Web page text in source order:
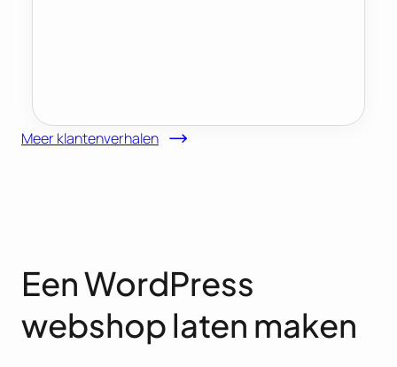
Meer klantenverhalen
Een WordPress
webshop laten maken